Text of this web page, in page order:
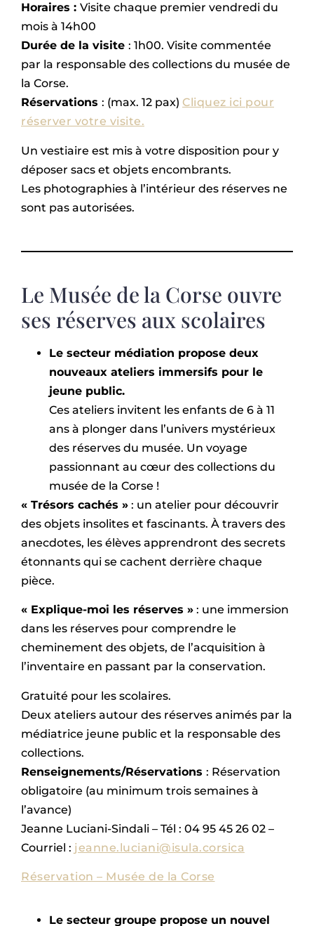
Horaires : Visite chaque premier vendredi du
mois à 14h00
Durée de la visite : 1h00. Visite commentée
par la responsable des collections du musée de
la Corse.
Réservations : (max. 12 pax) Cliquez ici pour
réserver votre visite.
Un vestiaire est mis à votre disposition pour y
déposer sacs et objets encombrants.
Les photographies à l’intérieur des réserves ne
sont pas autorisées.
Le Musée de la Corse ouvre
ses réserves aux scolaires
Le secteur médiation propose deux
nouveaux ateliers immersifs pour le
jeune public.
Ces ateliers invitent les enfants de 6 à 11
ans à plonger dans l’univers mystérieux
des réserves du musée. Un voyage
passionnant au cœur des collections du
musée de la Corse !
« Trésors cachés » : un atelier pour découvrir
des objets insolites et fascinants. À travers des
anecdotes, les élèves apprendront des secrets
étonnants qui se cachent derrière chaque
pièce.
« Explique-moi les réserves » : une immersion
dans les réserves pour comprendre le
cheminement des objets, de l’acquisition à
l’inventaire en passant par la conservation.
Gratuité pour les scolaires.
Deux ateliers autour des réserves animés par la
médiatrice jeune public et la responsable des
collections.
Renseignements/Réservations : Réservation
obligatoire (au minimum trois semaines à
l’avance)
Jeanne Luciani-Sindali – Tél : 04 95 45 26 02 –
Courriel : jeanne.luciani@isula.corsica
Réservation – Musée de la Corse
Le secteur groupe propose un nouvel